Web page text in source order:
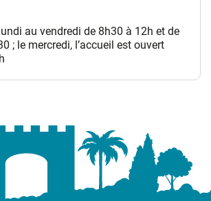
au vendredi de 8h30 à 12h et de
; le mercredi, l’accueil est ouvert